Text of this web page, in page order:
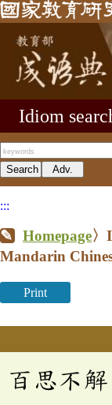
Idiom
:::
Homepage〉
Mandarin
Print
百思不解